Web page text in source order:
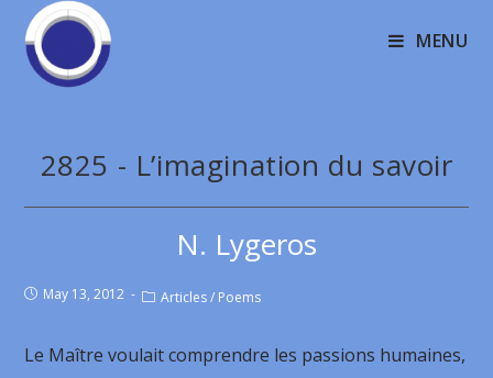
MENU
2825 - L’imagination du savoir
N. Lygeros
May 13, 2012 Articles / Poems
Le Maître voulait comprendre les passions humaines,